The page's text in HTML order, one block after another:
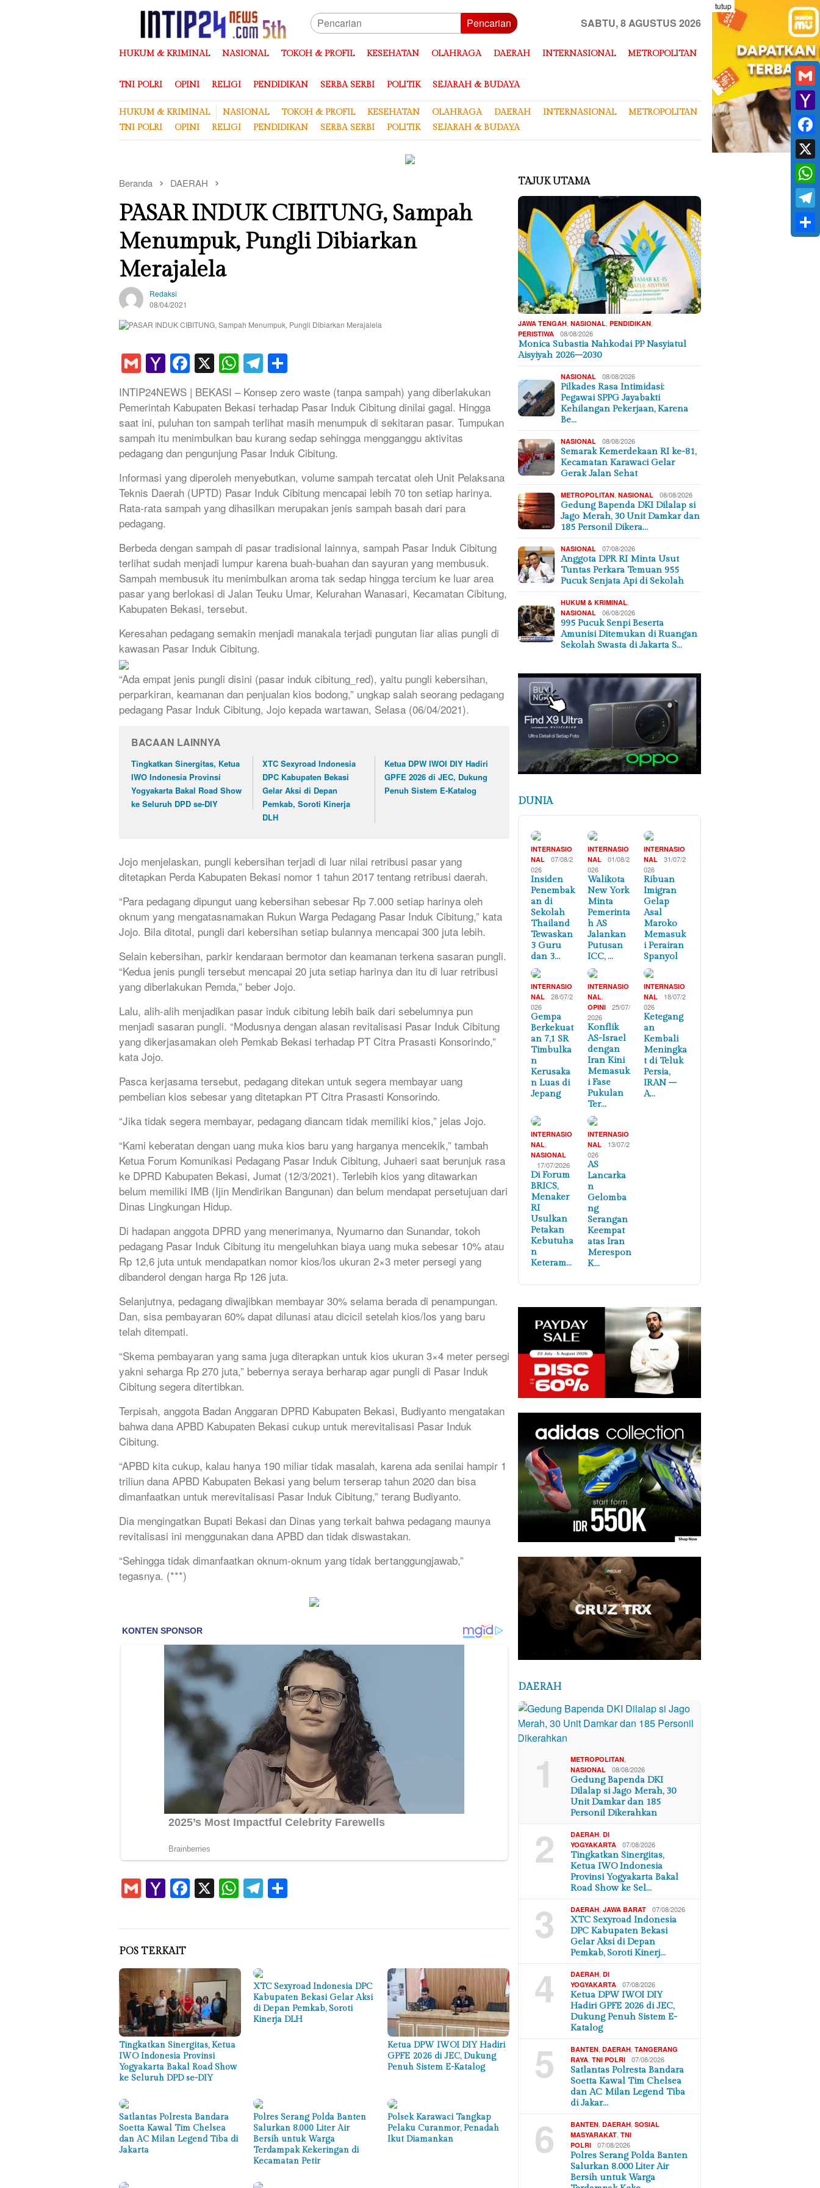
tutup
Pencarian SABTU, 8 AGUSTUS 2026
HUKUM & KRIMINAL NASIONAL TOKOH & PROFIL KESEHATAN OLAHRAGA DAERAH INTERNASIONAL METROPOLITAN
TNI POLRI OPINI RELIGI PENDIDIKAN SERBA SERBI POLITIK SEJARAH & BUDAYA
HUKUM & KRIMINAL NASIONAL TOKOH & PROFIL KESEHATAN OLAHRAGA DAERAH INTERNASIONAL
METROPOLITAN
TNI POLRI
OPINI RELIGI PENDIDIKAN SERBA SERBI POLITIK SEJARAH & BUDAYA
Beranda DAERAH
PASAR INDUK CIBITUNG, Sampah
Menumpuk, Pungli Dibiarkan
Merajalela
Redaksi
08/04/2021
GmailYahoo
Mail
Facebook
X WhatsApp
Telegram
INTIP24NEWS | BEKASI – Konsep zero waste (tanpa sampah) yang diberlakukan
Pemerintah Kabupaten Bekasi terhadap Pasar Induk Cibitung dinilai gagal. Hingga
saat ini, puluhan ton sampah terlihat masih menumpuk di sekitaran pasar. Tumpukan
sampah itu menimbulkan bau kurang sedap sehingga mengganggu aktivitas
pedagang dan pengunjung Pasar Induk Cibitung.
Informasi yang diperoleh menyebutkan, volume sampah tercatat oleh Unit Pelaksana
Teknis Daerah (UPTD) Pasar Induk Cibitung mencapai lebih 70 ton setiap harinya.
Rata-rata sampah yang dihasilkan merupakan jenis sampah basah dari para
pedagang.
Berbeda dengan sampah di pasar tradisional lainnya, sampah Pasar Induk Cibitung
terlihat sudah menjadi lumpur karena buah-buahan dan sayuran yang membusuk.
Sampah membusuk itu menimbulkan aroma tak sedap hingga tercium ke luar area
pasar yang berlokasi di Jalan Teuku Umar, Kelurahan Wanasari, Kecamatan Cibitung,
Kabupaten Bekasi, tersebut.
Keresahan pedagang semakin menjadi manakala terjadi pungutan liar alias pungli di
kawasan Pasar Induk Cibitung.
“Ada empat jenis pungli disini (pasar induk cibitung_red), yaitu pungli kebersihan,
perparkiran, keamanan dan penjualan kios bodong,” ungkap salah seorang pedagang
pedagang Pasar Induk Cibitung, Jojo kepada wartawan, Selasa (06/04/2021).
BACAAN LAINNYA
Tingkatkan Sinergitas, Ketua
IWO Indonesia Provinsi
Yogyakarta Bakal Road Show
ke Seluruh DPD se-DIY
XTC Sexyroad Indonesia
DPC Kabupaten Bekasi
Gelar Aksi di Depan
Pemkab, Soroti Kinerja
DLH
Ketua DPW IWOI DIY Hadiri
GPFE 2026 di JEC, Dukung
Penuh Sistem E-Katalog
Jojo menjelaskan, pungli kebersihan terjadi di luar nilai retribusi pasar yang
ditetapkan Perda Kabupaten Bekasi nomor 1 tahun 2017 tentang retribusi daerah.
“Para pedagang dipungut uang kebersihan sebesar Rp 7.000 setiap harinya oleh
oknum yang mengatasnamakan Rukun Warga Pedagang Pasar Induk Cibitung,” kata
Jojo. Bila ditotal, pungli dari kebersihan setiap bulannya mencapai 300 juta lebih.
Selain kebersihan, parkir kendaraan bermotor dan keamanan terkena sasaran pungli.
“Kedua jenis pungli tersebut mencapai 20 juta setiap harinya dan itu di luar retribusi
yang diberlakukan Pemda,” beber Jojo.
Lalu, alih-alih menjadikan pasar induk cibitung lebih baik dari sebelumnya pun
menjadi sasaran pungli. “Modusnya dengan alasan revitalisasi Pasar Induk Cibitung
yang dikerjasamakan oleh Pemkab Bekasi terhadap PT Citra Prasasti Konsorindo,”
kata Jojo.
Pasca kerjasama tersebut, pedagang ditekan untuk segera membayar uang
pembelian kios sebesar yang ditetapkan PT Citra Prasasti Konsorindo.
“Jika tidak segera membayar, pedagang diancam tidak memiliki kios,” jelas Jojo.
“Kami keberatan dengan uang muka kios baru yang harganya mencekik,” tambah
Ketua Forum Komunikasi Pedagang Pasar Induk Cibitung, Juhaeri saat berunjuk rasa
ke DPRD Kabupaten Bekasi, Jumat (12/3/2021). Terlebih kios yang ditawarkan
belum memiliki IMB (Ijin Mendirikan Bangunan) dan belum mendapat persetujuan dari
Dinas Lingkungan Hidup.
Di hadapan anggota DPRD yang menerimanya, Nyumarno dan Sunandar, tokoh
pedagang Pasar Induk Cibitung itu mengeluhkan biaya uang muka sebesar 10% atau
Rp 12,6 juta untuk mendapatkan nomor kios/los ukuran 2×3 meter persegi yang
dibanderol dengan harga Rp 126 juta.
Selanjutnya, pedagang diwajibkan membayar 30% selama berada di penampungan.
Dan, sisa pembayaran 60% dapat dilunasi atau dicicil setelah kios/los yang baru
telah ditempati.
“Skema pembayaran yang sama juga diterapkan untuk kios ukuran 3×4 meter persegi
yakni seharga Rp 270 juta,” bebernya seraya berharap agar pungli di Pasar Induk
Cibitung segera ditertibkan.
Terpisah, anggota Badan Anggaran DPRD Kabupaten Bekasi, Budiyanto mengatakan
bahwa dana APBD Kabupaten Bekasi cukup untuk merevitalisasi Pasar Induk
Cibitung.
“APBD kita cukup, kalau hanya 190 miliar tidak masalah, karena ada senilai hampir 1
triliun dana APBD Kabupaten Bekasi yang belum terserap tahun 2020 dan bisa
dimanfaatkan untuk merevitalisasi Pasar Induk Cibitung,” terang Budiyanto.
Dia mengingatkan Bupati Bekasi dan Dinas yang terkait bahwa pedagang maunya
revitalisasi ini menggunakan dana APBD dan tidak diswastakan.
“Sehingga tidak dimanfaatkan oknum-oknum yang tidak bertanggungjawab,”
tegasnya. (***)
GmailYahoo
Mail
Facebook
X WhatsApp
Telegram
POS TERKAIT
Tingkatkan Sinergitas, Ketua
IWO Indonesia Provinsi
Yogyakarta Bakal Road Show
ke Seluruh DPD se-DIY
XTC Sexyroad Indonesia DPC
Kabupaten Bekasi Gelar Aksi
di Depan Pemkab, Soroti
Kinerja DLH
Ketua DPW IWOI DIY Hadiri
GPFE 2026 di JEC, Dukung
Penuh Sistem E-Katalog
Satlantas Polresta Bandara
Soetta Kawal Tim Chelsea
dan AC Milan Legend Tiba di
Jakarta
Polres Serang Polda Banten
Salurkan 8.000 Liter Air
Bersih untuk Warga
Terdampak Kekeringan di
Kecamatan Petir
Polsek Karawaci Tangkap
Pelaku Curanmor, Penadah
Ikut Diamankan
TAJUK UTAMA
JAWA TENGAH ,NASIONAL ,PENDIDIKAN
PERISTIWA 08/08/2026
Monica Subastia Nahkodai PP Nasyiatul
Aisyiyah 2026–2030
NASIONAL 08/08/2026
Pilkades Rasa Intimidasi:
Pegawai SPPG Jayabakti
Kehilangan Pekerjaan, Karena
Be…
NASIONAL 08/08/2026
Semarak Kemerdekaan RI ke-81,
Kecamatan Karawaci Gelar
Gerak Jalan Sehat
METROPOLITAN ,NASIONAL 08/08/2026
Gedung Bapenda DKI Dilalap si
Jago Merah, 30 Unit Damkar dan
185 Personil Dikera…
NASIONAL 07/08/2026
Anggota DPR RI Minta Usut
Tuntas Perkara Temuan 955
Pucuk Senjata Api di Sekolah
HUKUM & KRIMINAL
NASIONAL 06/08/2026
995 Pucuk Senpi Beserta
Amunisi Ditemukan di Ruangan
Sekolah Swasta di Jakarta S…
DUNIA
INTERNASIO
NAL
07/08/2
026
Insiden
Penembak
an di
Sekolah
Thailand
Tewaskan
3 Guru
dan 3…
INTERNASIO
NAL
01/08/2
026
Walikota
New York
Minta
Pemerinta
h AS
Jalankan
Putusan
ICC, …
INTERNASIO
NAL
31/07/2
026
Ribuan
Imigran
Gelap
Asal
Maroko
Memasuk
i Perairan
Spanyol
INTERNASIO
NAL
28/07/2
026
Gempa
Berkekuat
an 7,1 SR
Timbulka
n
Kerusaka
n Luas di
Jepang
INTERNASIO
NAL,
OPINI
25/07/
2026
Konflik
AS-Israel
dengan
Iran Kini
Memasuk
i Fase
Pukulan
Ter…
INTERNASIO
NAL
18/07/2
026
Ketegang
an
Kembali
Meningka
t di Teluk
Persia,
IRAN –
A…
INTERNASIO
NAL
NASIONAL
17/07/2026
Di Forum
BRICS,
Menaker
RI
Usulkan
Petakan
Kebutuha
n
Keteram…
INTERNASIO
NAL
13/07/2
026
AS
Lancarka
n
Gelomba
ng
Serangan
Keempat
atas Iran
Merespon
K…
DAERAH
1 METROPOLITAN
NASIONAL 08/08/2026
Gedung Bapenda DKI
Dilalap si Jago Merah, 30
Unit Damkar dan 185
Personil Dikerahkan
2 DAERAH ,DI
YOGYAKARTA
07/08/2026
Tingkatkan Sinergitas,
Ketua IWO Indonesia
Provinsi Yogyakarta Bakal
Road Show ke Sel…
3 DAERAH ,JAWA BARAT 07/08/2026
XTC Sexyroad Indonesia
DPC Kabupaten Bekasi
Gelar Aksi di Depan
Pemkab, Soroti Kinerj…
4 DAERAH ,DI
YOGYAKARTA
07/08/2026
Ketua DPW IWOI DIY
Hadiri GPFE 2026 di JEC,
Dukung Penuh Sistem E-
Katalog
5 BANTEN ,DAERAH ,TANGERANG
RAYA ,TNI POLRI 07/08/2026
Satlantas Polresta Bandara
Soetta Kawal Tim Chelsea
dan AC Milan Legend Tiba
di Jakar…
6 BANTEN ,DAERAH ,SOSIAL
MASYARAKAT ,TNI
POLRI
07/08/2026
Polres Serang Polda Banten
Salurkan 8.000 Liter Air
Bersih untuk Warga
Mail
X